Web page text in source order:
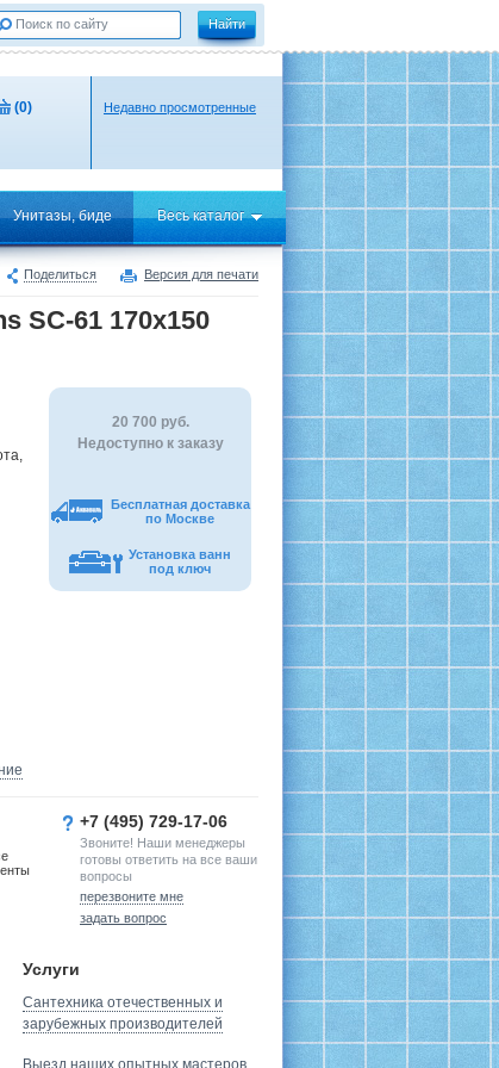
(0) Недавно просмотренные
Унитазы, биде Весь каталог
Поделиться Версия для печати
SC-61 170x150
20 700 руб.
Недоступно к заказу
Бесплатная доставка
по Москве
Установка ванн
под ключ
+7 (495) 729-17-06
Звоните! Наши менеджеры
готовы ответить на все ваши
вопросы
перезвоните мне
задать вопрос
Услуги
Сантехника отечественных и
зарубежных производителей
Выезд наших опытных мастеров